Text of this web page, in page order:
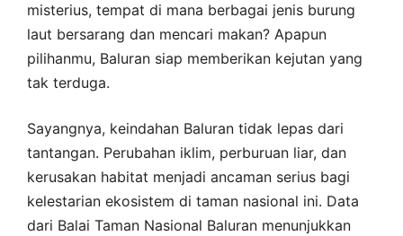
misterius, tempat di mana berbagai jenis burung
laut bersarang dan mencari makan? Apapun
pilihanmu, Baluran siap memberikan kejutan yang
tak terduga.
Sayangnya, keindahan Baluran tidak lepas dari
tantangan. Perubahan iklim, perburuan liar, dan
kerusakan habitat menjadi ancaman serius bagi
kelestarian ekosistem di taman nasional ini. Data
dari Balai Taman Nasional Baluran menunjukkan